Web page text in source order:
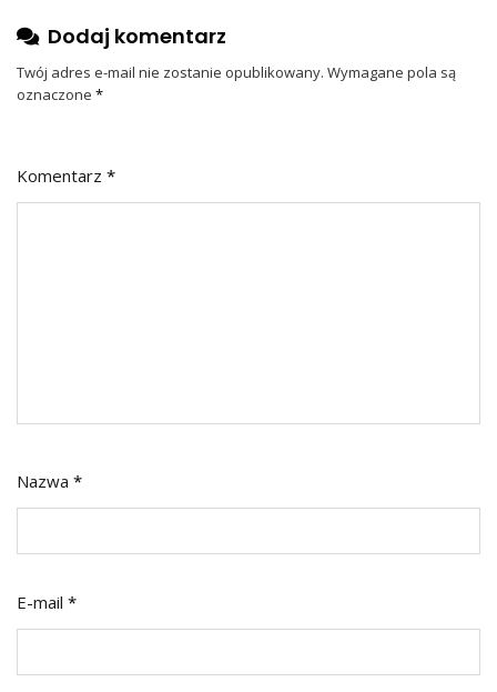
Dodaj komentarz
Twój adres e-mail nie zostanie opublikowany. Wymagane pola są
oznaczone *
Komentarz *
Nazwa *
E-mail *